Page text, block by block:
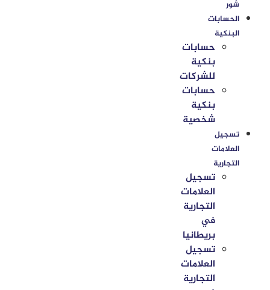
شور
الحسابات
البنكية
حسابات
بنكية
للشركات
حسابات
بنكية
شخصية
تسجيل
العلامات
التجارية
تسجيل
العلامات
التجارية
في
بريطانيا
تسجيل
العلامات
التجارية